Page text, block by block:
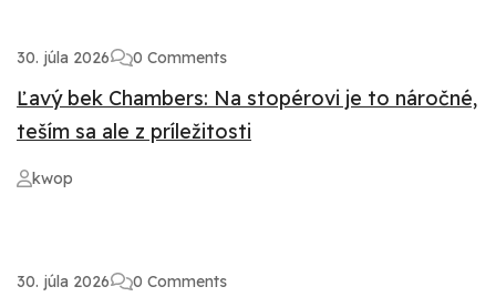
30. júla 2026 0 Comments
Ľavý bek Chambers: Na stopérovi je to náročné,
teším sa ale z príležitosti
kwop
30. júla 2026 0 Comments